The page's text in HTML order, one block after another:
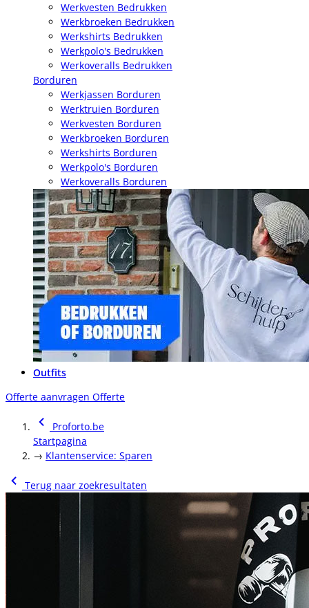
Werkvesten Bedrukken
Werkbroeken Bedrukken
Werkshirts Bedrukken
Werkpolo's Bedrukken
Werkoveralls Bedrukken
Borduren
Werkjassen Borduren
Werktruien Borduren
Werkvesten Borduren
Werkbroeken Borduren
Werkshirts Borduren
Werkpolo's Borduren
Werkoveralls Borduren
Outfits
Offerte aanvragen Offerte
Proforto.be
Startpagina
→ Klantenservice: Sparen
Terug naar zoekresultaten